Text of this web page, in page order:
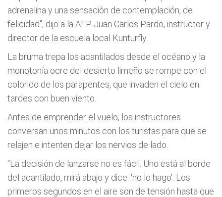
adrenalina y una sensación de contemplación, de
felicidad", dijo a la AFP Juan Carlos Pardo, instructor y
director de la escuela local Kunturfly.
La bruma trepa los acantilados desde el océano y la
monotonía ocre del desierto limeño se rompe con el
colorido de los parapentes, que invaden el cielo en
tardes con buen viento.
Antes de emprender el vuelo, los instructores
conversan unos minutos con los turistas para que se
relajen e intenten dejar los nervios de lado.
"La decisión de lanzarse no es fácil. Uno está al borde
del acantilado, mirá abajo y dice: 'no lo hago'. Los
primeros segundos en el aire son de tensión hasta que